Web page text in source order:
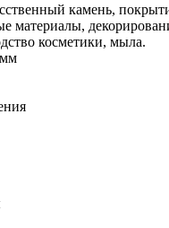
камень,
материалы,
косметики, мыла.